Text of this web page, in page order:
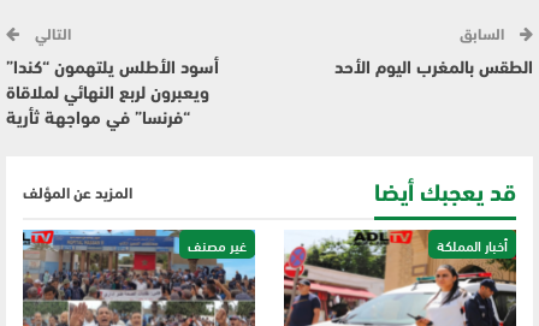
السابق
الطقس بالمغرب اليوم الأحد
التالي
أسود الأطلس يلتهمون “كندا”
ويعبرون لربع النهائي لملاقاة
“فرنسا” في مواجهة ثأرية
قد يعجبك أيضا المزيد عن المؤلف
أخبار المملكة غير مصنف